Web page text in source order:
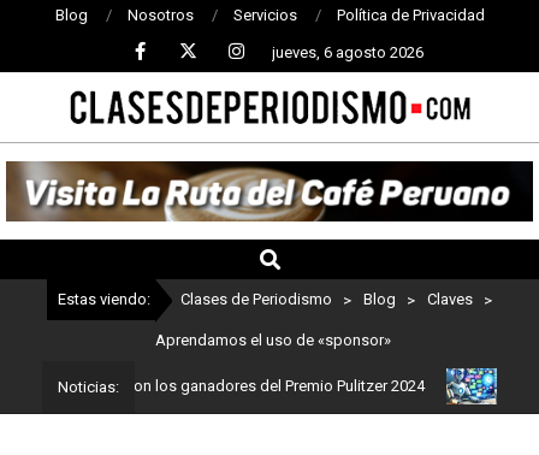
Blog Nosotros Servicios Política de Privacidad
jueves, 6 agosto 2026
CLASES
DE
PERIODISMO
Estas viendo: Clases de Periodismo > Blog > Claves >
Aprendamos el uso de «sponsor»
Noticias:
Estos son los ganadores del Premio Pulitzer 2024